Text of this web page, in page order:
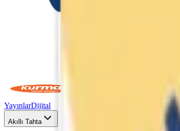
YayınlarDijital
Akıllı Tahta